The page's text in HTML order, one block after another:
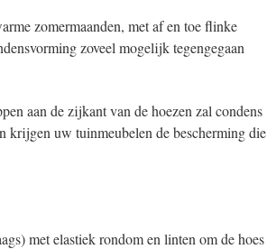
zomermaanden, met af en toe flinke
zoveel mogelijk tegengegaan
aan de zijkant van de hoezen zal condens
krijgen uw tuinmeubelen de bescherming die
met elastiek rondom en linten om de hoes